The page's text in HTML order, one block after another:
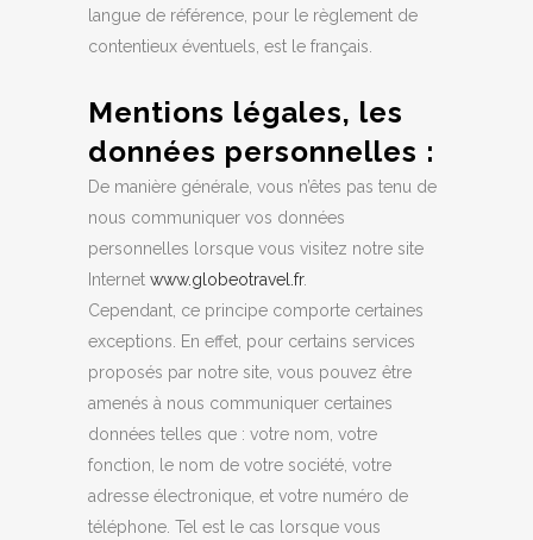
langue de référence, pour le règlement de
contentieux éventuels, est le français.
Mentions légales, les
données personnelles :
De manière générale, vous n’êtes pas tenu de
nous communiquer vos données
personnelles lorsque vous visitez notre site
Internet www.globeotravel.fr.
Cependant, ce principe comporte certaines
exceptions. En effet, pour certains services
proposés par notre site, vous pouvez être
amenés à nous communiquer certaines
données telles que : votre nom, votre
fonction, le nom de votre société, votre
adresse électronique, et votre numéro de
téléphone. Tel est le cas lorsque vous